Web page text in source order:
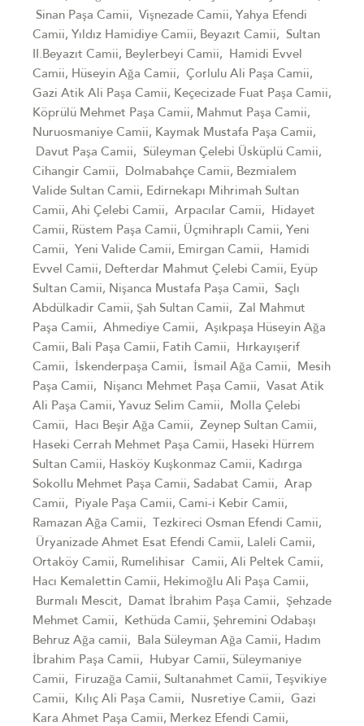
Sinan Paşa Camii, Vişnezade Camii, Yahya Efendi
Camii, Yıldız Hamidiye Camii, Beyazıt Camii, Sultan
II.Beyazıt Camii, Beylerbeyi Camii, Hamidi Evvel
Camii, Hüseyin Ağa Camii, Çorlulu Ali Paşa Camii,
Gazi Atik Ali Paşa Camii, Keçecizade Fuat Paşa Camii,
Köprülü Mehmet Paşa Camii, Mahmut Paşa Camii,
Nuruosmaniye Camii, Kaymak Mustafa Paşa Camii,
Davut Paşa Camii, Süleyman Çelebi Üsküplü Camii,
Cihangir Camii, Dolmabahçe Camii, Bezmialem
Valide Sultan Camii, Edirnekapı Mihrimah Sultan
Camii, Ahi Çelebi Camii, Arpacılar Camii, Hidayet
Camii, Rüstem Paşa Camii, Üçmihraplı Camii, Yeni
Camii, Yeni Valide Camii, Emirgan Camii, Hamidi
Evvel Camii, Defterdar Mahmut Çelebi Camii, Eyüp
Sultan Camii, Nişanca Mustafa Paşa Camii, Saçlı
Abdülkadir Camii, Şah Sultan Camii, Zal Mahmut
Paşa Camii, Ahmediye Camii, Aşıkpaşa Hüseyin Ağa
Camii, Bali Paşa Camii, Fatih Camii, Hırkayışerif
Camii, İskenderpaşa Camii, İsmail Ağa Camii, Mesih
Paşa Camii, Nişancı Mehmet Paşa Camii, Vasat Atik
Ali Paşa Camii, Yavuz Selim Camii, Molla Çelebi
Camii, Hacı Beşir Ağa Camii, Zeynep Sultan Camii,
Haseki Cerrah Mehmet Paşa Camii, Haseki Hürrem
Sultan Camii, Hasköy Kuşkonmaz Camii, Kadırga
Sokollu Mehmet Paşa Camii, Sadabat Camii, Arap
Camii, Piyale Paşa Camii, Cami-i Kebir Camii,
Ramazan Ağa Camii, Tezkireci Osman Efendi Camii,
Üryanizade Ahmet Esat Efendi Camii, Laleli Camii,
Ortaköy Camii, Rumelihisar Camii, Ali Peltek Camii,
Hacı Kemalettin Camii, Hekimoğlu Ali Paşa Camii,
Burmalı Mescit, Damat İbrahim Paşa Camii, Şehzade
Mehmet Camii, Kethüda Camii, Şehremini Odabaşı
Behruz Ağa camii, Bala Süleyman Ağa Camii, Hadım
İbrahim Paşa Camii, Hubyar Camii, Süleymaniye
Camii, Firuzağa Camii, Sultanahmet Camii, Teşvikiye
Camii, Kılıç Ali Paşa Camii, Nusretiye Camii, Gazi
Kara Ahmet Paşa Camii, Merkez Efendi Camii,